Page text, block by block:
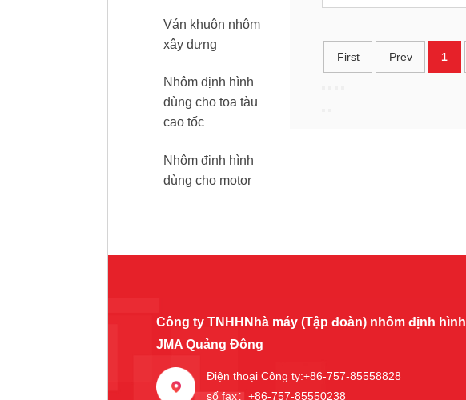
Ván khuôn nhôm
xây dựng
Nhôm định hình
dùng cho toa tàu
cao tốc
Nhôm định hình
dùng cho motor
First Prev 1
Công ty TNHHNhà máy (Tập đoàn) nhôm định hình
JMA Quảng Đông
Điện thoại Công ty:+86-757-85558828
số fax：+86-757-85550238